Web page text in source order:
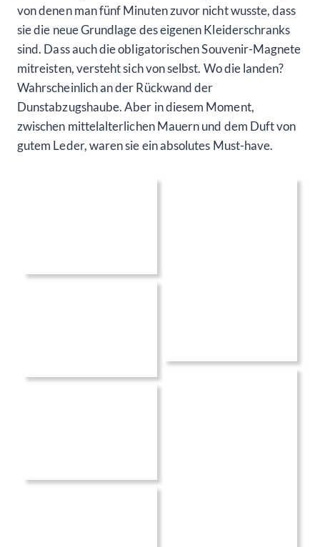
von denen man fünf Minuten zuvor nicht wusste, dass
sie die neue Grundlage des eigenen Kleiderschranks
sind. Dass auch die obligatorischen Souvenir-Magnete
mitreisten, versteht sich von selbst. Wo die landen?
Wahrscheinlich an der Rückwand der
Dunstabzugshaube. Aber in diesem Moment,
zwischen mittelalterlichen Mauern und dem Duft von
gutem Leder, waren sie ein absolutes Must-have.